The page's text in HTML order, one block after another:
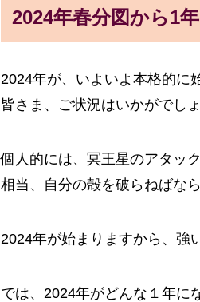
2024年春分図から1
2024年が、いよいよ本格的に
皆さま、ご状況はいかがでし
個人的には、冥王星のアタッ
相当、自分の殻を破らねばな
2024年が始まりますから、強
では、2024年がどんな１年に